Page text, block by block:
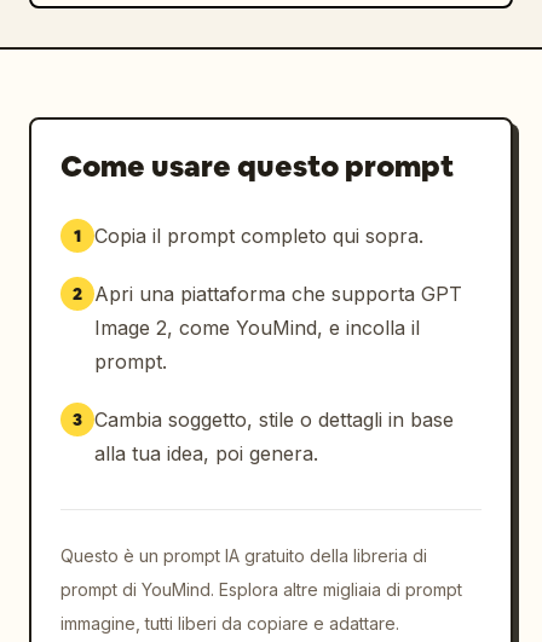
Come usare questo prompt
1 Copia il prompt completo qui sopra.
2
Apri una piattaforma che supporta GPT
Image 2, come YouMind, e incolla il
prompt.
3 Cambia soggetto, stile o dettagli in base
alla tua idea, poi genera.
Questo è un prompt IA gratuito della libreria di
prompt di YouMind. Esplora altre migliaia di prompt
immagine, tutti liberi da copiare e adattare.